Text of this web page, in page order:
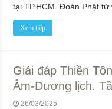
tại TP.HCM. Đoàn Phật
Xem tiếp
Giải đáp Thiền
Âm-Dương lịch.
26/03/2025